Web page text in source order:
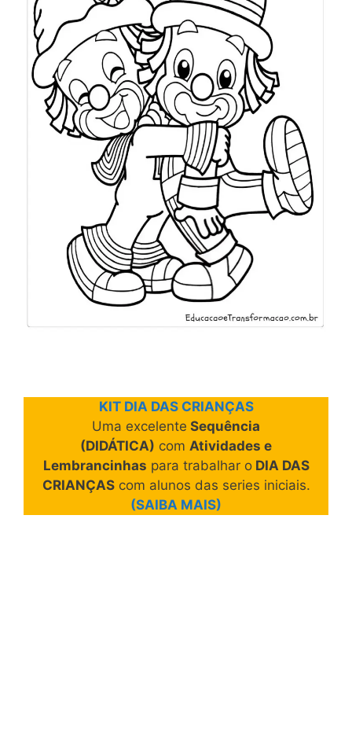
KIT DIA DAS CRIANÇAS
Uma excelente Sequência
(DIDÁTICA) com Atividades e
Lembrancinhas para trabalhar oDIA DAS
CRIANÇAScom alunos das series iniciais.
(SAIBA MAIS)